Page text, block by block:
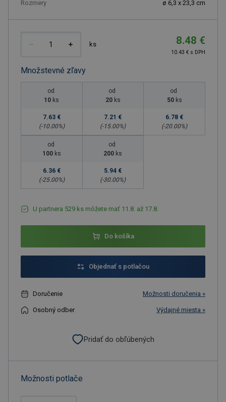
Rozmery ø 6,3 x 23,3 cm
ks 8.48 €
10.43 € s DPH
Množstevné zľavy
od
10 ks
7.63 €
(-10.00%)
od
20 ks
7.21 €
(-15.00%)
od
50 ks
6.78 €
(-20.00%)
od
100 ks
6.36 €
(-25.00%)
od
200 ks
5.94 €
(-30.00%)
U partnera 529 ks môžete mať 11.8. až 17.8.
Do košíka
Objednať s potlačou
Doručenie Možnosti doručenia »
Osobný odber Výdajné miesta »
Pridať do obľúbených
Možnosti potlače